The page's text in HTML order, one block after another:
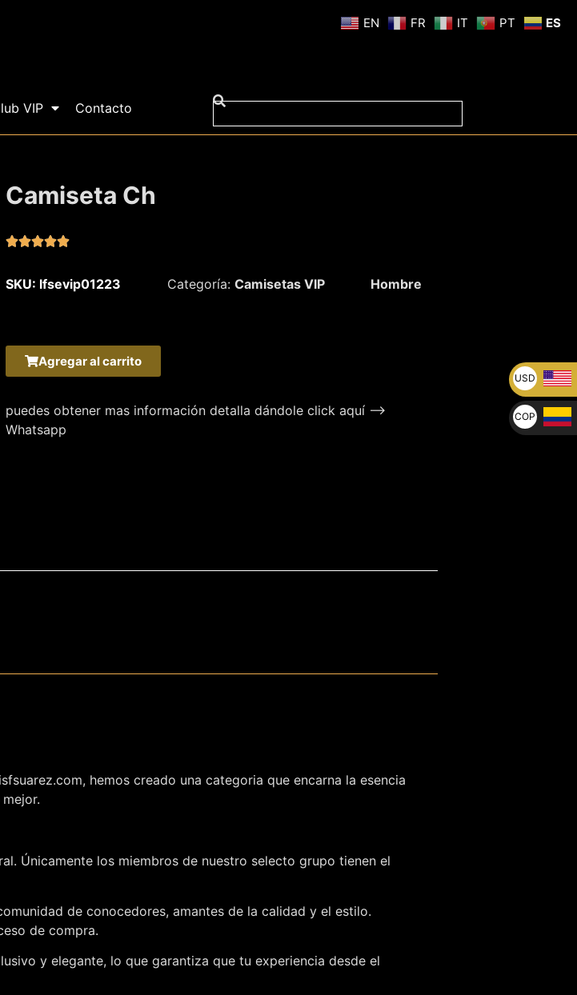
VIP Contacto
Camiseta Ch

SKU: lfsevip01223 Categoría: Camisetas VIP Hombre
Agregar al carrito
puedes obtener mas información detalla dándole click aquí –>
Whatsapp
hemos creado una categoria que encarna la esencia
Únicamente los miembros de nuestro selecto grupo tienen el
de conocedores, amantes de la calidad y el estilo.
de compra.
y elegante, lo que garantiza que tu experiencia desde el
EN FR IT PT ES
USD
U$
COP
$